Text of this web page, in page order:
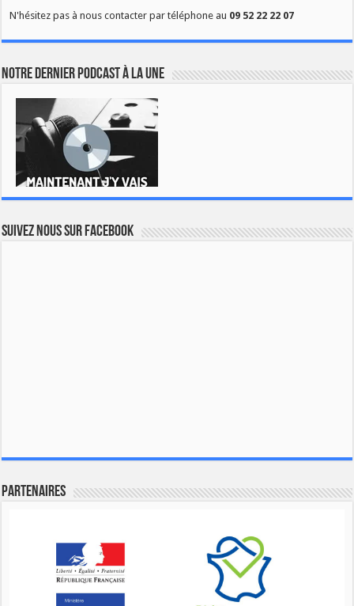
N'hésitez pas à nous contacter par téléphone au 09 52 22 22 07
Notre dernier podcast à la une
Suivez nous sur Facebook
Partenaires